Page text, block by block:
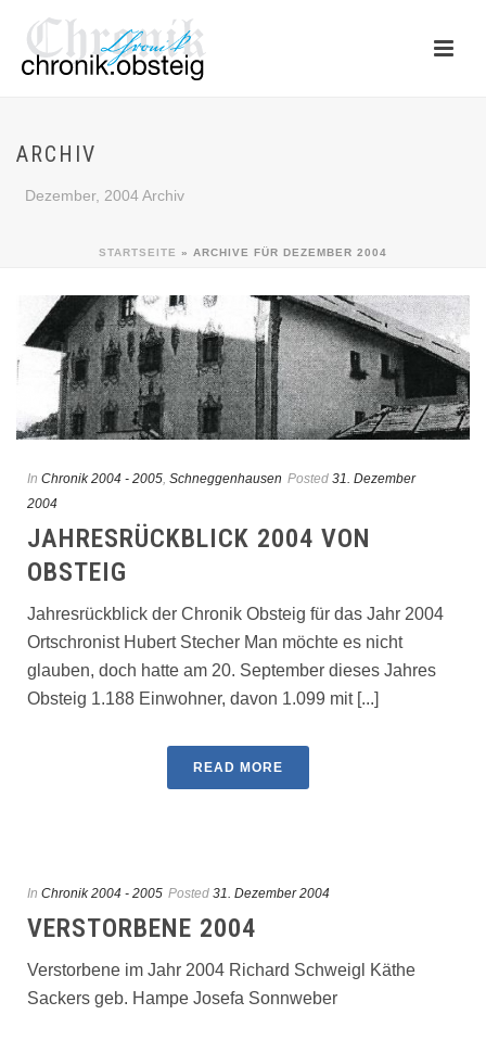
ARCHIV
Dezember, 2004 Archiv
STARTSEITE » ARCHIVE FÜR DEZEMBER 2004
In Chronik 2004 - 2005, Schneggenhausen Posted 31. Dezember
2004
JAHRESRÜCKBLICK 2004 VON
OBSTEIG
Jahresrückblick der Chronik Obsteig für das Jahr 2004
Ortschronist Hubert Stecher Man möchte es nicht
glauben, doch hatte am 20. September dieses Jahres
Obsteig 1.188 Einwohner, davon 1.099 mit [...]
READ MORE
In Chronik 2004 - 2005 Posted 31. Dezember 2004
VERSTORBENE 2004
Verstorbene im Jahr 2004 Richard Schweigl Käthe
Sackers geb. Hampe Josefa Sonnweber